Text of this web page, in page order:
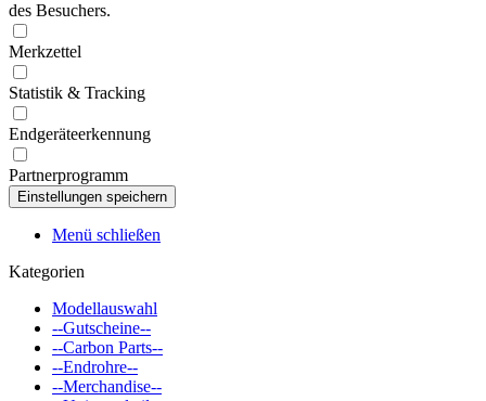
des Besuchers.
Merkzettel
Statistik & Tracking
Endgeräteerkennung
Partnerprogramm
Menü schließen
Kategorien
Modellauswahl
--Gutscheine--
--Carbon Parts--
--Endrohre--
--Merchandise--